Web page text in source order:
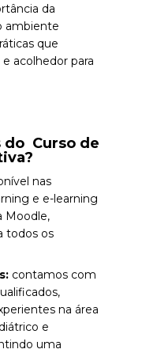
da
ambiente
que
acolhedor para
do Curso de
nas
e e-learning
Moodle,
todos os
contamos com
na área
e
uma